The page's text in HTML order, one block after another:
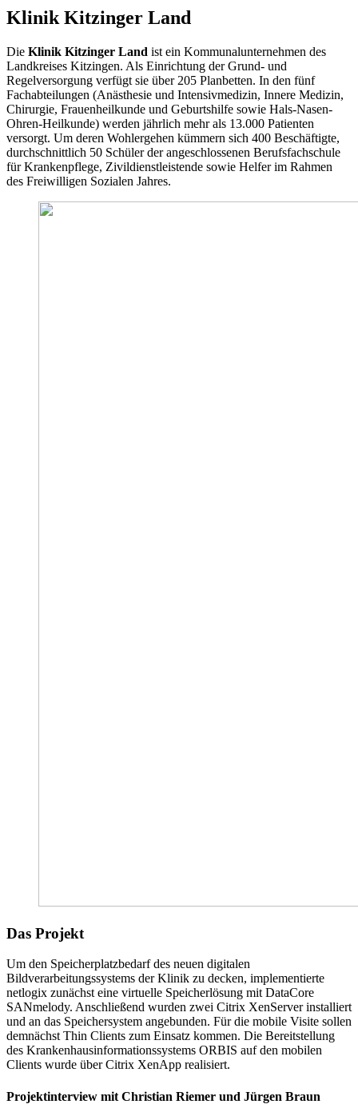
Klinik Kitzinger Land
Die Klinik Kitzinger Land ist ein Kommunalunternehmen des
Landkreises Kitzingen. Als Einrichtung der Grund- und
Regelversorgung verfügt sie über 205 Planbetten. In den fünf
Fachabteilungen (Anästhesie und Intensivmedizin, Innere Medizin,
Chirurgie, Frauenheilkunde und Geburtshilfe sowie Hals-Nasen-
Ohren-Heilkunde) werden jährlich mehr als 13.000 Patienten
versorgt. Um deren Wohlergehen kümmern sich 400 Beschäftigte,
durchschnittlich 50 Schüler der angeschlossenen Berufsfachschule
für Krankenpflege, Zivildienstleistende sowie Helfer im Rahmen
des Freiwilligen Sozialen Jahres.
Das Projekt
Um den Speicherplatzbedarf des neuen digitalen
Bildverarbeitungssystems der Klinik zu decken, implementierte
netlogix zunächst eine virtuelle Speicherlösung mit DataCore
SANmelody. Anschließend wurden zwei Citrix XenServer installiert
und an das Speichersystem angebunden. Für die mobile Visite sollen
demnächst Thin Clients zum Einsatz kommen. Die Bereitstellung
des Krankenhausinformationssystems ORBIS auf den mobilen
Clients wurde über Citrix XenApp realisiert.
Projektinterview mit Christian Riemer und Jürgen Braun